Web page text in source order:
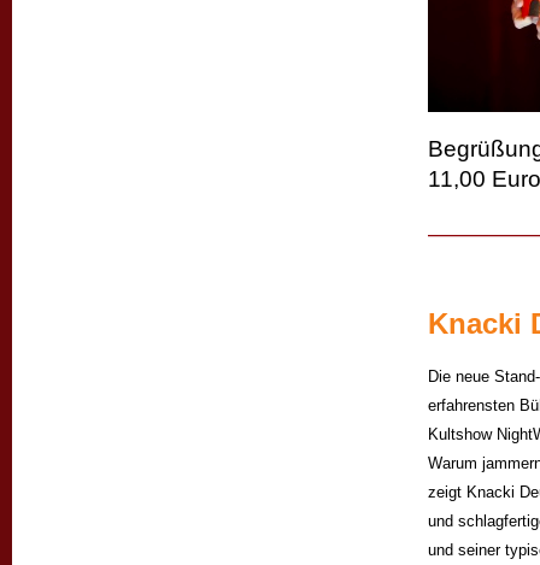
11,00
Knacki
Die neue
erfahrensten
Kultshow
Warum
zeigt Knacki
und
und seiner